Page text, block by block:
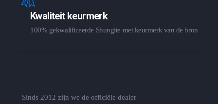
Kwaliteit keurmerk
100% gekwalificeerde Shungite met keurmerk van de bron
Sinds 2012 zijn we de officiële dealer